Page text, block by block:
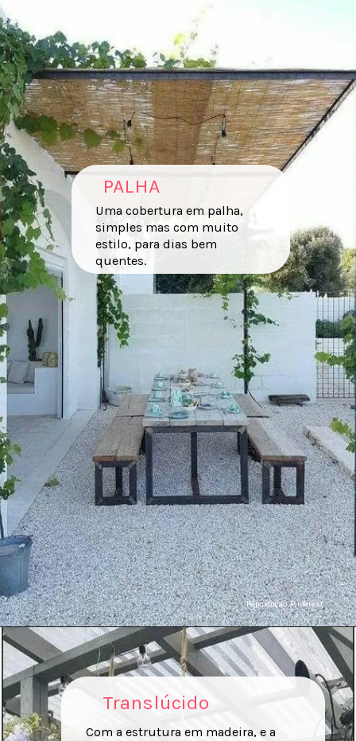
PALHA
Uma cobertura em palha,
simples mas com muito
estilo, para dias bem
quentes.
Reproduçao: Pinterest
Translúcido
Com a estrutura em madeira, e a